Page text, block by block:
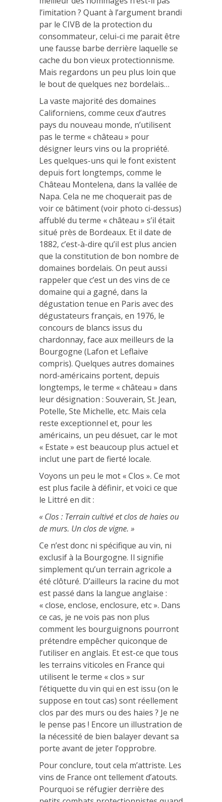
l’imitation ? Quant à l’argument brandi
par le CIVB de la protection du
consommateur, celui-ci me parait être
une fausse barbe derrière laquelle se
cache du bon vieux protectionnisme.
Mais regardons un peu plus loin que
le bout de quelques nez bordelais…
La vaste majorité des domaines
Californiens, comme ceux d’autres
pays du nouveau monde, n’utilisent
pas le terme « château » pour
désigner leurs vins ou la propriété.
Les quelques-uns qui le font existent
depuis fort longtemps, comme le
Château Montelena, dans la vallée de
Napa. Cela ne me choquerait pas de
voir ce bâtiment (voir photo ci-dessus)
affublé du terme « château » s’il était
situé près de Bordeaux. Et il date de
1882, c’est-à-dire qu’il est plus ancien
que la constitution de bon nombre de
domaines bordelais. On peut aussi
rappeler que c’est un des vins de ce
domaine qui a gagné, dans la
dégustation tenue en Paris avec des
dégustateurs français, en 1976, le
concours de blancs issus du
chardonnay, face aux meilleurs de la
Bourgogne (Lafon et Leflaive
compris). Quelques autres domaines
nord-américains portent, depuis
longtemps, le terme « château » dans
leur désignation : Souverain, St. Jean,
Potelle, Ste Michelle, etc. Mais cela
reste exceptionnel et, pour les
américains, un peu désuet, car le mot
« Estate » est beaucoup plus actuel et
inclut une part de fierté locale.
Voyons un peu le mot « Clos ». Ce mot
est plus facile à définir, et voici ce que
le Littré en dit :
« Clos : Terrain cultivé et clos de haies ou
de murs. Un clos de vigne. »
Ce n’est donc ni spécifique au vin, ni
exclusif à la Bourgogne. Il signifie
simplement qu’un terrain agricole a
été clôturé. D’ailleurs la racine du mot
est passé dans la langue anglaise :
« close, enclose, enclosure, etc ». Dans
ce cas, je ne vois pas non plus
comment les bourguignons pourront
prétendre empêcher quiconque de
l’utiliser en anglais. Et est-ce que tous
les terrains viticoles en France qui
utilisent le terme « clos » sur
l’étiquette du vin qui en est issu (on le
suppose en tout cas) sont réellement
clos par des murs ou des haies ? Je ne
le pense pas ! Encore un illustration de
la nécessité de bien balayer devant sa
porte avant de jeter l’opprobre.
Pour conclure, tout cela m’attriste. Les
vins de France ont tellement d’atouts.
Pourquoi se réfugier derrière des